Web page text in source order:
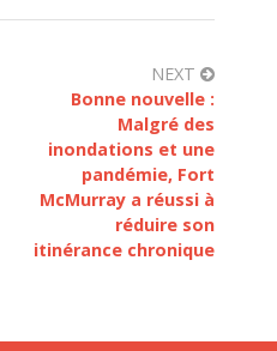
NEXT
Bonne nouvelle :
Malgré des
inondations et une
pandémie, Fort
McMurray a réussi à
réduire son
itinérance chronique